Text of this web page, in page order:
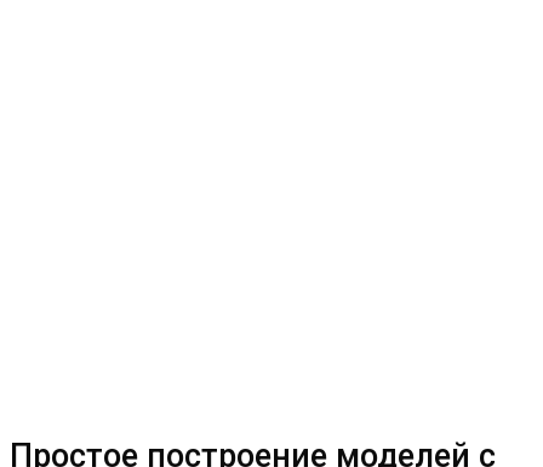
Простое построение моделей с